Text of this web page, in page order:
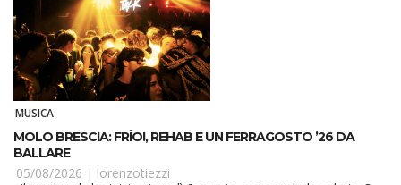
MUSICA
MOLO BRESCIA: FRÌO!, REHAB E UN FERRAGOSTO ’26 DA
BALLARE
05/08/2026 | lorenzotiezzi